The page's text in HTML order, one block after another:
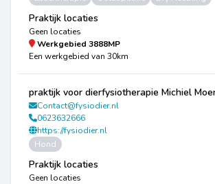
Praktijk locaties
Geen locaties
Werkgebied 3888MP
Een werkgebied van 30km
praktijk voor dierfysiotherapie Michiel
Contact@fysiodier.nl
0623632666
https://fysiodier.nl
Hond
Praktijk locaties
Geen locaties